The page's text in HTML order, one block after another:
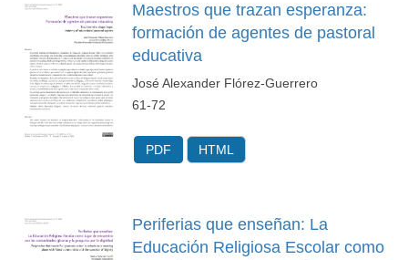
Maestros que trazan esperanza:
formación de agentes de pastoral
educativa
José Alexander Flórez-Guerrero
61-72
PDF HTML
Periferias que enseñan: La
Educación Religiosa Escolar como